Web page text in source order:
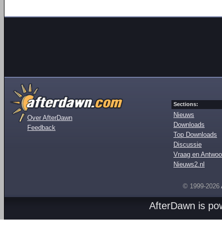
Over AfterDawn
Feedback
Sections:
Nieuws
Downloads
Top Downloads
Discussie
Vraag en
Nieuws2.nl
© 1999-2026
AfterDawn is